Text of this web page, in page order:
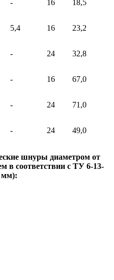
- 16 18,5
5,4 16 23,2
- 24 32,8
- 16 67,0
- 24 71,0
- 24 49,0
шнуры диаметром от
в соответствии с ТУ 6-13-
мм):